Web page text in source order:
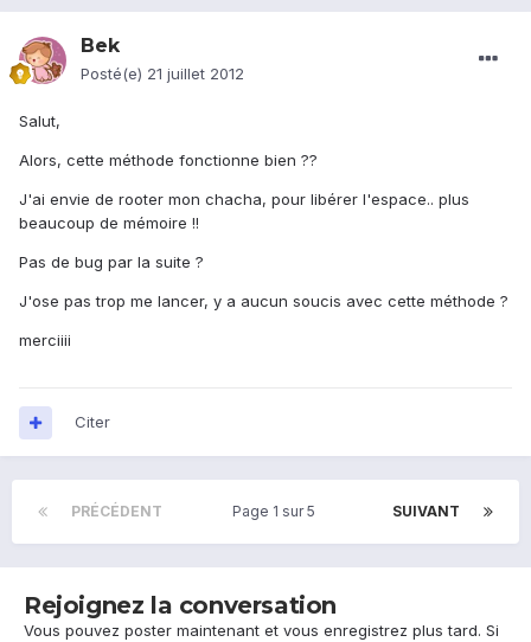
Bek
Posté(e) 21 juillet 2012
Salut,
Alors, cette méthode fonctionne bien ??
J'ai envie de rooter mon chacha, pour libérer l'espace.. plus
beaucoup de mémoire !!
Pas de bug par la suite ?
J'ose pas trop me lancer, y a aucun soucis avec cette méthode ?
merciiii
Citer
PRÉCÉDENT SUIVANT
Page 1 sur 5
Rejoignez la conversation
Vous pouvez poster maintenant et vous enregistrez plus tard. Si